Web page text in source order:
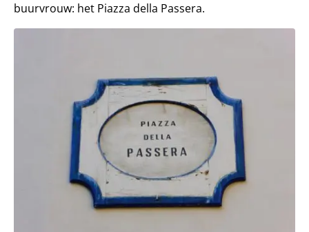
buurvrouw: het Piazza della Passera.